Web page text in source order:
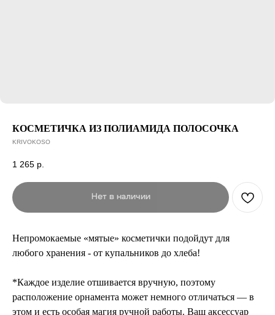
КОСМЕТИЧКА ИЗ ПОЛИАМИДА ПОЛОСОЧКА
KRIVOKOSO
1 265 р.
Нет в наличии
Непромокаемые «мятые» косметички подойдут для
любого хранения - от купальников до хлеба!
*Каждое изделие отшивается вручную, поэтому
расположение орнамента может немного отличаться — в
этом и есть особая магия ручной работы. Ваш аксессуар